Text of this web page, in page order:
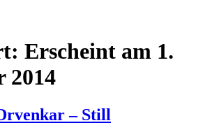
Erscheint am 1.
2014
– Still